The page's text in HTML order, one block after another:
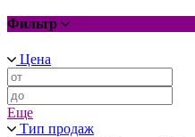
Фильтр
Цена
Еще
Тип продаж